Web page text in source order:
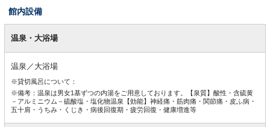
館内設備
内温泉・大浴場
温泉／大浴場
※貸切風呂について：
※備考：温泉は男女1基ずつの内湯をご用意しております。【泉質】酸性・含硫黄
－アルミニウム－硫酸塩・塩化物温泉【効能】神経痛・筋肉痛・関節痛・皮ふ病・
五十肩・うちみ・くじき・病後回復期・疲労回復・健康増進等